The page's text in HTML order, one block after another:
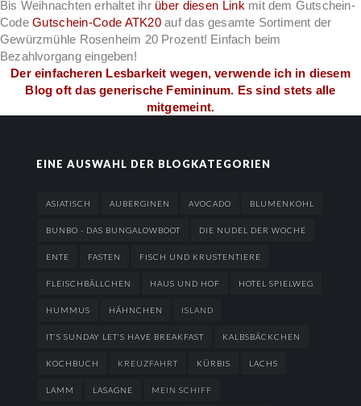
Bis Weihnachten erhaltet ihr über diesen Link mit dem Gutschein-
CodeGutschein-Code ATK20 auf das gesamte Sortiment der
Gewürzmühle Rosenheim 20 Prozent! Einfach beim
Bezahlvorgang eingeben!
Der einfacheren Lesbarkeit wegen, verwende ich in diesem
Blog oft das generische Femininum. Es sind stets alle
mitgemeint.
EINE AUSWAHL DER BLOGKATEGORIEN
ASIATISCH AUBERGINEN AVOCADO BLUMENKOHL
BUNBO - DAS BUNGALOWBOOT DIE NUDEL DER WOCHE
ENTE FASTEN FISCH UND KRUSTENTIERE
FLEISCHBÄLLCHEN HAUS UND HOF HOTEL SPIELWEG
HUMMUS HÄHNCHEN ISLAND
IT’S SUNDAY LET’S HAVE BREAKFAST KALBSBÄCKCHEN
KOCHBUCH KREUZFAHRT KÜRBIS LACHS
LAMM LASAGNE MEIN SCHIFF